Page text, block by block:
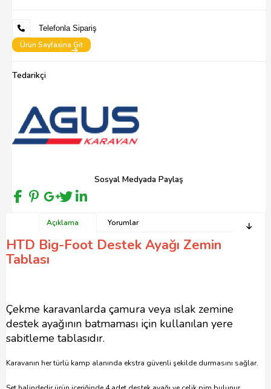
Telefonla Sipariş
Ürün Sayfasina Git
Tedarikçi
Sosyal Medyada Paylaş
Açıklama Yorumlar
HTD Big-Foot Destek Ayağı Zemin
Tablası
Çekme karavanlarda çamura veya ıslak zemine
destek ayağının batmaması için kullanılan yere
sabitleme tablasıdır.
Karavanın her türlü kamp alanında ekstra güvenli şekilde durmasını sağlar.